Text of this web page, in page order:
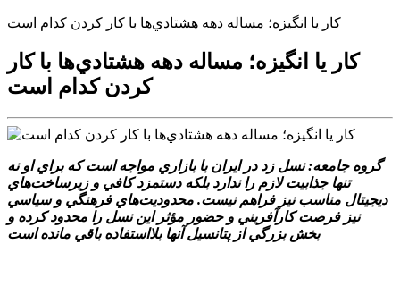
کار يا انگيزه؛ مساله دهه هشتادي‌ها با کار کردن کدام است
کار يا انگيزه؛ مساله دهه هشتادي‌ها با کار
کردن کدام است
گروه جامعه: نسل زد در ايران با بازاري مواجه است که براي او نه
تنها جذابيت لازم را ندارد بلکه دستمزد کافي و زيرساخت‌هاي
ديجيتال مناسب نيز فراهم نيست. محدوديت‌هاي فرهنگي و سياسي
نيز فرصت کارآفريني و حضور مؤثر اين نسل را محدود کرده و
بخش بزرگي از پتانسيل آنها بلااستفاده باقي مانده است